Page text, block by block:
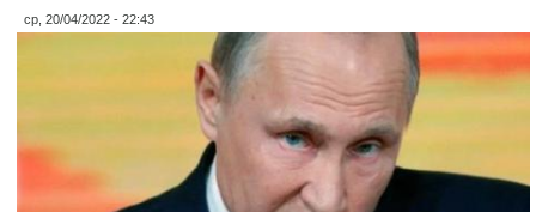
ср, 20/04/2022 - 22:43